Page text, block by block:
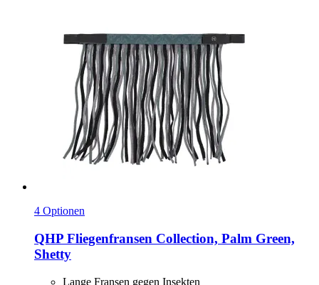
4 Optionen
QHP Fliegenfransen Collection, Palm Green,
Shetty
Lange Fransen gegen Insekten